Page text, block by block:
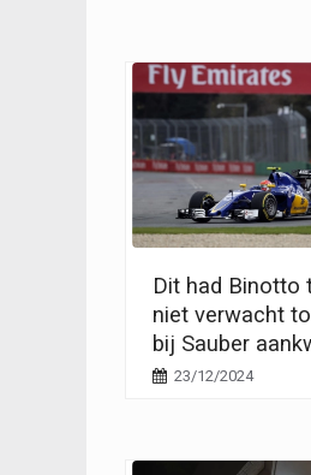
Dit had Binotto
niet verwacht
bij Sauber
23/12/2024